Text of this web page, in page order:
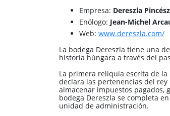
Empresa: Dereszla
Enólogo: Jean-Michel
Web: www.dereszla.com/
La bodega Dereszla tiene una
historia húngara a través del
La primera reliquia escrita de
declara las pertenencias del
almacenar impuestos pagados,
bodega Dereszla se completa
unidad de administración.